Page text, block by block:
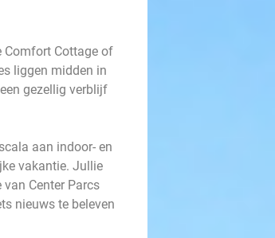
Comfort Cottage of
liggen midden in
gezellig verblijf
aan indoor- en
vakantie. Jullie
Center Parcs
nieuws te beleven